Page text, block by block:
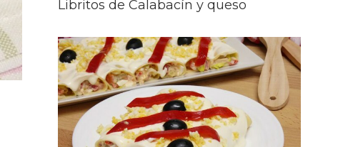
Libritos de Calabacín y queso